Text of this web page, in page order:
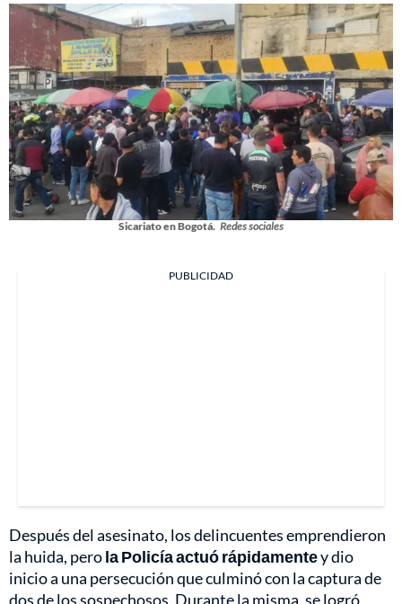
Sicariato en Bogotá. Redes sociales
PUBLICIDAD
Después del asesinato, los delincuentes emprendieron
la huida, perola Policía actuó rápidamentey dio
inicio a una persecución que culminó con la captura de
dos de los sospechosos. Durante la misma, se logró